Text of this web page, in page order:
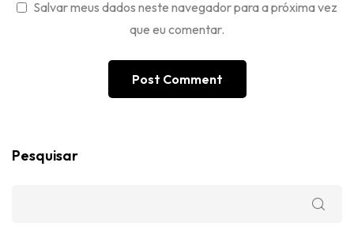
Salvar meus dados neste navegador para a próxima vez
que eu comentar.
Pesquisar